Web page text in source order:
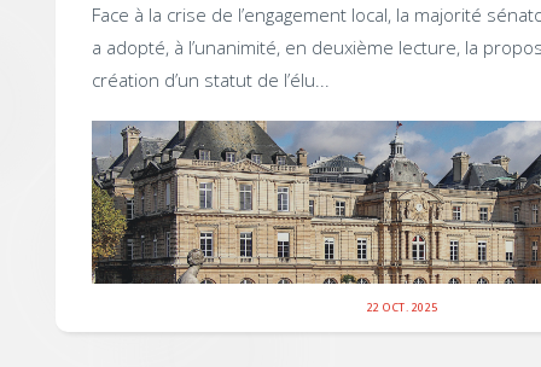
Face à la crise de l’engagement local, la majorité
a adopté, à l’unanimité, en deuxième lecture, la
création d’un statut de l’élu...
22 OCT. 2025